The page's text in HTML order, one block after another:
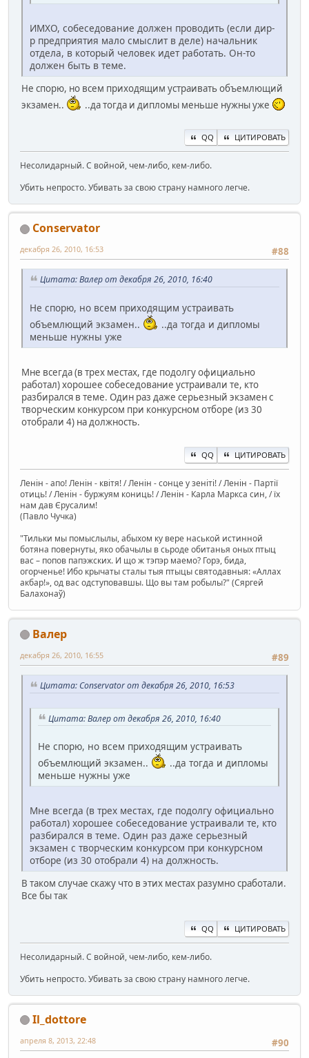
ИМХО, собеседование должен проводить (если дир-
р предприятия мало смыслит в деле) начальник
отдела, в который человек идет работать. Он-то
должен быть в теме.
Не спорю, но всем приходящим устраивать объемлющий
экзамен..
..да тогда и дипломы меньше нужны уже
QQ ЦИТИРОВАТЬ
Несолидарный. С войной, чем-либо, кем-либо.
Убить непросто. Убивать за свою страну намного легче.
Conservator
#88
декабря 26, 2010, 16:53
Цитата: Валер от декабря 26, 2010, 16:40
Не спорю, но всем приходящим устраивать
объемлющий экзамен..
..да тогда и дипломы
меньше нужны уже
Мне всегда (в трех местах, где подолгу официально
работал) хорошее собеседование устраивали те, кто
разбирался в теме. Один раз даже серьезный экзамен с
творческим конкурсом при конкурсном отборе (из 30
отобрали 4) на должность.
QQ ЦИТИРОВАТЬ
Ленін - апо! Ленін - квітя! / Ленін - сонце у зеніті! / Ленін - Партії
отиць! / Ленін - буржуям кониць! / Ленін - Карла Маркса син, / їх
нам дав Єрусалим!
(Павло Чучка)
"Тильки мы помыслылы, абыхом ку вере наськой истинной
ботяна повернуты, яко обачылы в сьроде обитанья оных птыц
вас – попов папэжских. И що ж тэпэр маемо? Горэ, бида,
огорченье! Ибо крычаты сталы тыя птыцы святодавныя: «Аллах
акбар!», од вас одступовавшы. Що вы там робылы?" (Сяргей
Балахонаў)
Валер
#89
декабря 26, 2010, 16:55
Цитата: Conservator от декабря 26, 2010, 16:53
Цитата: Валер от декабря 26, 2010, 16:40
Не спорю, но всем приходящим устраивать
объемлющий экзамен..
..да тогда и дипломы
меньше нужны уже
Мне всегда (в трех местах, где подолгу официально
работал) хорошее собеседование устраивали те, кто
разбирался в теме. Один раз даже серьезный
экзамен с творческим конкурсом при конкурсном
отборе (из 30 отобрали 4) на должность.
В таком случае скажу что в этих местах разумно сработали.
Все бы так
QQ ЦИТИРОВАТЬ
Несолидарный. С войной, чем-либо, кем-либо.
Убить непросто. Убивать за свою страну намного легче.
Il_dottore
#90
апреля 8, 2013, 22:48